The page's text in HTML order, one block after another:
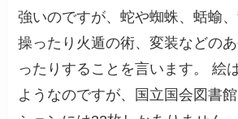
強いのですが、蛇や蜘蛛、蛞蝓
操ったり火遁の術、変装などの
ったりすることを言います。 絵
ようなのですが、国立国会図書